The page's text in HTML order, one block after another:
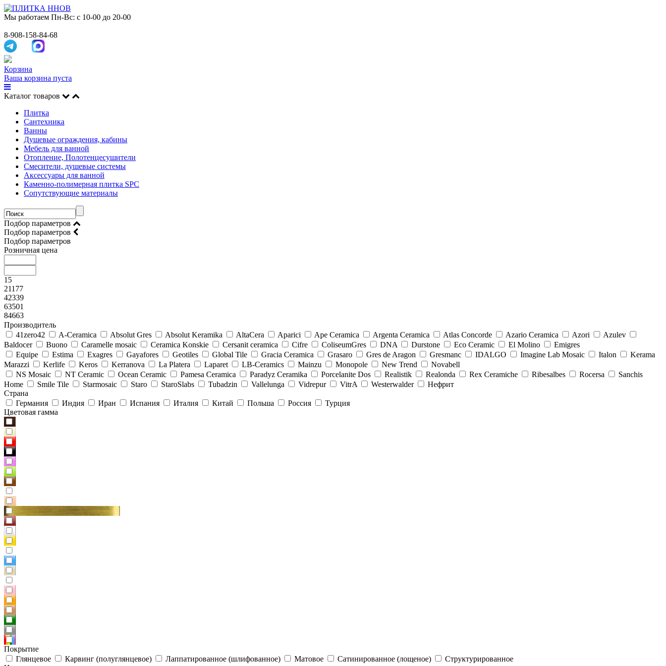
Мы работаем Пн-Вс: с 10-00 до 20-00
8-908-158-84-68
Корзина
Ваша корзина пуста
Каталог товаров
Плитка
Сантехника
Ванны
Душевые ограждения, кабины
Мебель для ванной
Отопление, Полотенцесушители
Смесители, душевые системы
Аксессуары для ванной
Каменно-полимерная плитка SPC
Сопутствующие материалы
Подбор параметров
Подбор параметров
Подбор параметров
Розничная цена
15
21177
42339
63501
84663
Производитель
41zero42
A-Ceramica Absolut Gres Absolut Keramika AltaCera Aparici Ape Ceramica Argenta Ceramica Atlas Concorde Azario Ceramica Azori
Azulev
Baldocer
Buono Caramelle mosaic Ceramica Konskie Cersanit ceramica Cifre ColiseumGres DNA Durstone Eco Ceramic El Molino
Emigres
Equipe
Estima Exagres Gayafores Geotiles Global Tile Gracia Ceramica Grasaro Gres de Aragon Gresmanc IDALGO Imagine Lab Mosaic Italon
Kerama
Marazzi
Kerlife Keros Kerranova La Platera Laparet LB-Ceramics Mainzu Monopole New Trend
Novabell
NS Mosaic
NT Ceramic Ocean Ceramic Pamesa Ceramica Paradyz Сeramika Porcelanite Dos Realistik Realonda Rex Ceramiche Ribesalbes Rocersa
Sanchis
Home
Smile Tile Starmosaic Staro StaroSlabs Tubadzin Vallelunga Vidrepur VitrA Westerwalder
Нефрит
Страна
Германия
Индия Иран Испания Италия Китай Польша Россия
Турция
Цветовая гамма
Покрытие
Глянцевое
Карвинг (полуглянцевое) Лаппатированное (шлифованное) Матовое Сатинированное (лощеное)
Структурированное